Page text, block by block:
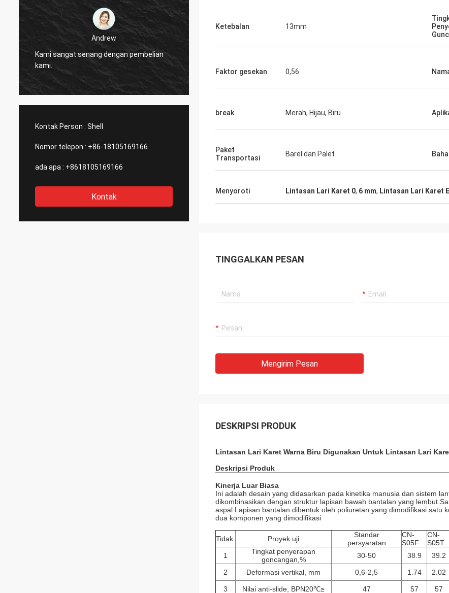
senang dengan pembelian
CN Sports adalah perusahaan yang dapat
dipercaya, Menyediakan produk dan
layanan yang sangat baik.
Kontak Person : Shell
Nomor telepon : +86-18105169166
ada apa : +8618105169166
Kontak
Ketebalan 13mm
Faktor gesekan 0,56
break Merah, Hijau, Biru
Paket
Transportasi
Barel dan Palet
Menyoroti Lintasan Lari Karet 0, 6 mm, Lintasan Lari Karet
TINGGALKAN PESAN
Mengirim Pesan
DESKRIPSI PRODUK
Lintasan Lari Karet Warna Biru Digunakan Untuk Lintasan Lari
Deskripsi Produk
Kinerja Luar Biasa
Ini adalah desain yang didasarkan pada kinetika manusia dan sistem
dikombinasikan dengan struktur lapisan bawah bantalan yang
aspal.Lapisan bantalan dibentuk oleh poliuretan yang dimodifikasi satu
dua komponen yang dimodifikasi
Tidak. Proyek uji
Standar
persyaratan
CN-
S05F
CN-
S05T
1
Tingkat penyerapan
goncangan,%
30-50 38.9 39.2
2
Deformasi vertikal, mm 0,6-2,5 1.74 2.02
3
Nilai anti-slide, BPN20℃≥ 47 57 57